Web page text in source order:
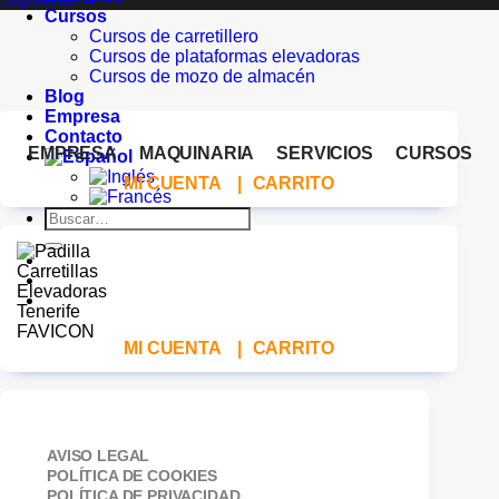
Cursos
Cursos de carretillero
Cursos de plataformas elevadoras
Cursos de mozo de almacén
Blog
Empresa
Contacto
Buscar
por:
EMPRESA MAQUINARIA SERVICIOS
CURSOS
MI CUENTA
CARRITO
MI CUENTA CARRITO
AVISO LEGAL
POLÍTICA DE COOKIES